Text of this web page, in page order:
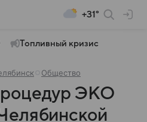
+31°
Топливный кризис
Общество
ЭКО